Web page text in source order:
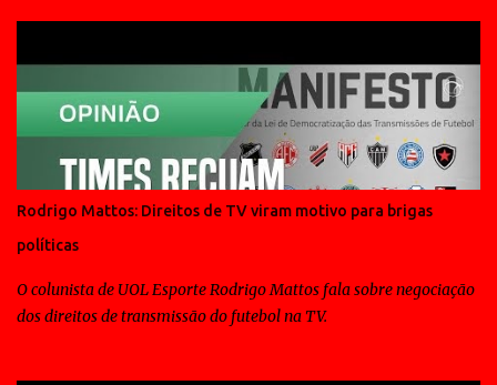
Rodrigo Mattos: Direitos de TV viram motivo para brigas
políticas
O colunista de UOL Esporte Rodrigo Mattos fala sobre negociação
dos direitos de transmissão do futebol na TV.